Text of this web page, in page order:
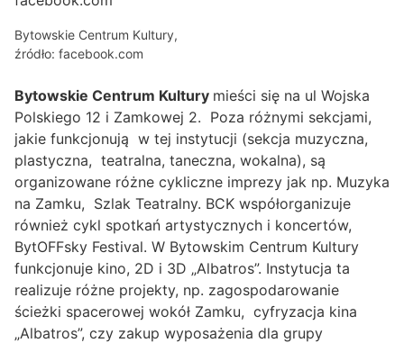
Bytowskie Centrum Kultury,
źródło: facebook.com
Bytowskie Centrum Kultury mieści się na ul Wojska
Polskiego 12 i Zamkowej 2. Poza różnymi sekcjami,
jakie funkcjonują w tej instytucji (sekcja muzyczna,
plastyczna, teatralna, taneczna, wokalna), są
organizowane różne cykliczne imprezy jak np. Muzyka
na Zamku, Szlak Teatralny. BCK współorganizuje
również cykl spotkań artystycznych i koncertów,
BytOFFsky Festival. W Bytowskim Centrum Kultury
funkcjonuje kino, 2D i 3D „Albatros”. Instytucja ta
realizuje różne projekty, np. zagospodarowanie
ścieżki spacerowej wokół Zamku, cyfryzacja kina
„Albatros”, czy zakup wyposażenia dla grupy